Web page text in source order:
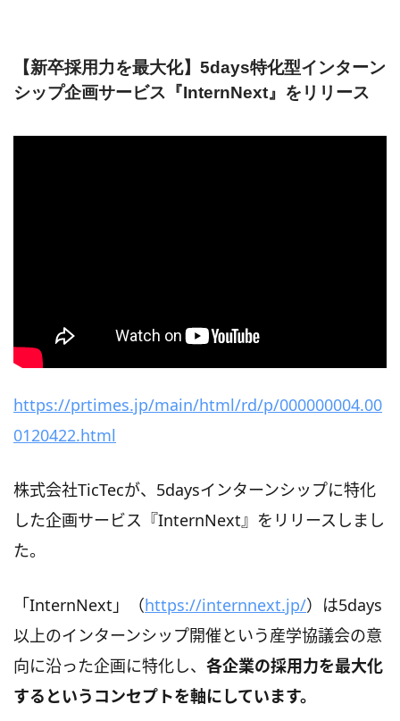
【新卒採用力を最大化】5days特化型インターン
シップ企画サービス『InternNext』をリリース
https://prtimes.jp/main/html/rd/p/000000004.00
0120422.html
株式会社TicTecが、5daysインターンシップに特化
した企画サービス『InternNext』をリリースしまし
た。
「InternNext」（https://internnext.jp/）は5days
以上のインターンシップ開催という産学協議会の意
向に沿った企画に特化し、 各企業の採用力を最大化
するというコンセプトを軸にしています。